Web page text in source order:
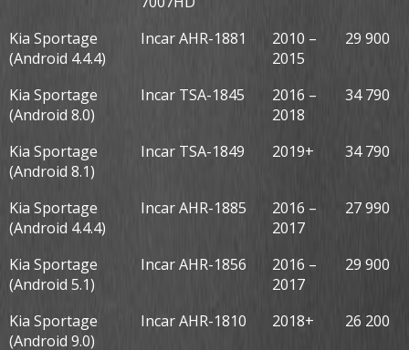
Kia Sportage
(Android 4.4.4)
Incar AHR-1881
2010 –
2015
29 900
Kia Sportage
(Android 8.0)
Incar TSA-1845
2016 –
2018
34 790
Kia Sportage
(Android 8.1)
Incar TSA-1849 2019+ 34 790
Kia Sportage
(Android 4.4.4)
Incar AHR-1885
2016 –
2017
27 990
Kia Sportage
(Android 5.1)
Incar AHR-1856
2016 –
2017
29 900
Kia Sportage
(Android 9.0)
Incar AHR-1810 2018+ 26 200